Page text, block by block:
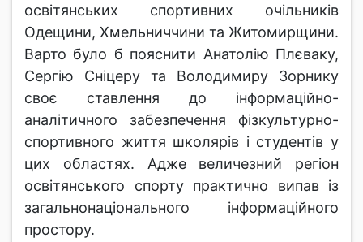
освітянських спортивних очільників
Одещини, Хмельниччини та Житомирщини.
Варто було б пояснити Анатолію Плєваку,
Сергію Сніцеру та Володимиру Зорнику
своє ставлення до інформаційно-
аналітичного забезпечення фізкультурно-
спортивного життя школярів і студентів у
цих областях. Адже величезний регіон
освітянського спорту практично випав із
загальнонаціонального інформаційного
простору.